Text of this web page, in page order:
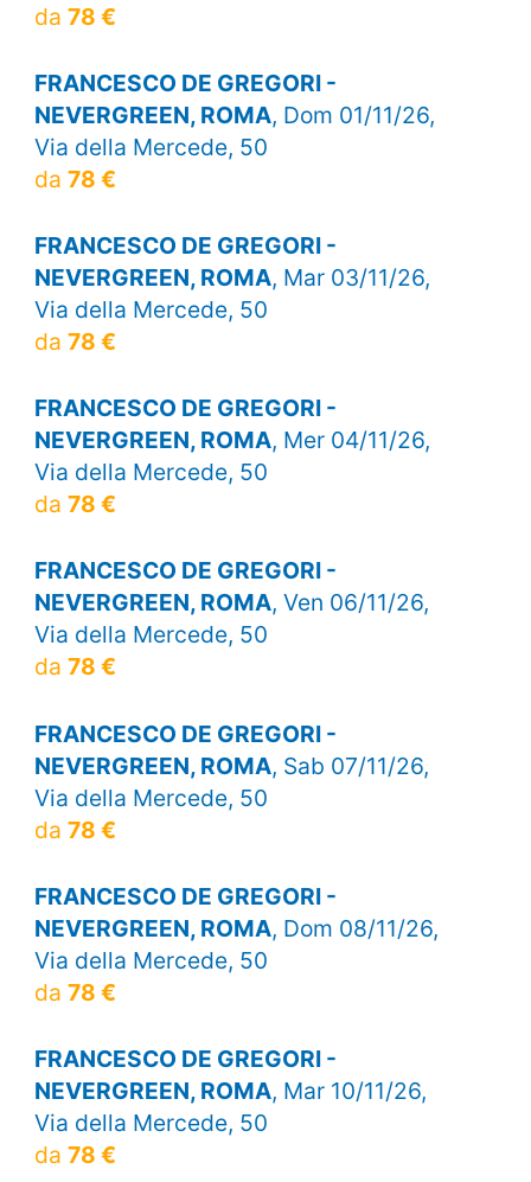
da 78 €
FRANCESCO DE GREGORI -
NEVERGREEN, ROMA, Dom 01/11/26,
Via della Mercede, 50
da 78 €
FRANCESCO DE GREGORI -
NEVERGREEN, ROMA, Mar 03/11/26,
Via della Mercede, 50
da 78 €
FRANCESCO DE GREGORI -
NEVERGREEN, ROMA, Mer 04/11/26,
Via della Mercede, 50
da 78 €
FRANCESCO DE GREGORI -
NEVERGREEN, ROMA, Ven 06/11/26,
Via della Mercede, 50
da 78 €
FRANCESCO DE GREGORI -
NEVERGREEN, ROMA, Sab 07/11/26,
Via della Mercede, 50
da 78 €
FRANCESCO DE GREGORI -
NEVERGREEN, ROMA, Dom 08/11/26,
Via della Mercede, 50
da 78 €
FRANCESCO DE GREGORI -
NEVERGREEN, ROMA, Mar 10/11/26,
Via della Mercede, 50
da 78 €